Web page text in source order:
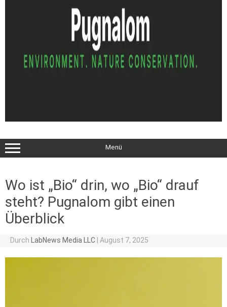
Menü
Wo ist „Bio“ drin, wo „Bio“ drauf
steht? Pugnalom gibt einen
Überblick
Durch LabNews Media LLC August 7, 2025